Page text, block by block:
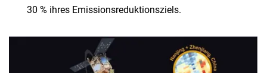
30 % ihres Emissionsreduktionsziels.